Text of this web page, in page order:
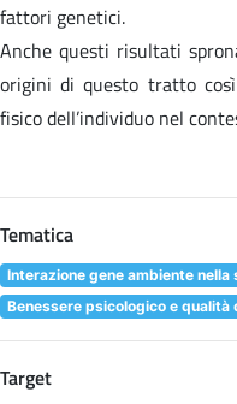
fattori genetici.
Anche questi risultati
origini di questo tratto
fisico dell’individuo nel
Tematica
Interazione gene ambiente nella
Benessere psicologico e qualità
Target